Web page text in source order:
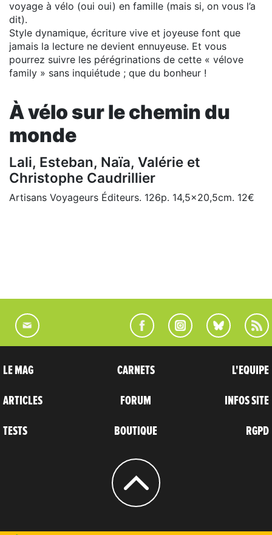
voyage à vélo (oui oui) en famille (mais si, on vous l’a
dit).
Style dynamique, écriture vive et joyeuse font que
jamais la lecture ne devient ennuyeuse. Et vous
pourrez suivre les pérégrinations de cette « vélove
family » sans inquiétude ; que du bonheur !
À vélo sur le chemin du
monde
Lali, Esteban, Naïa, Valérie et
Christophe Caudrillier
Artisans Voyageurs Éditeurs. 126p. 14,5x20,5cm. 12€
LE MAG
ARTICLES
TESTS
CARNETS
FORUM
BOUTIQUE
L'EQUIPE
INFOS SITE
RGPD